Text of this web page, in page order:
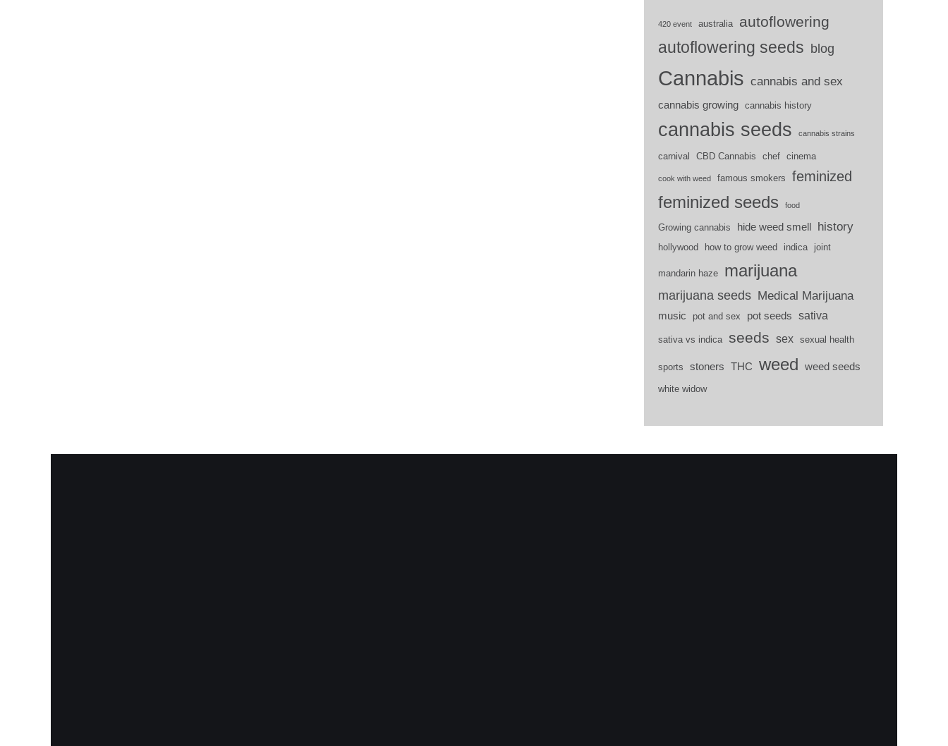
420 event australia autoflowering
autoflowering seeds blog
Cannabis cannabis and sex
cannabis growing cannabis history
cannabis seeds cannabis strains
carnival CBD Cannabis chef cinema
cook with weed famous smokers feminized
feminized seeds food
Growing cannabis hide weed smell history
hollywood how to grow weed indica joint
mandarin haze marijuana
marijuana seeds Medical Marijuana
music pot and sex pot seeds sativa
sativa vs indica seeds sex sexual health
sports stoners THC weed weed seeds
white widow